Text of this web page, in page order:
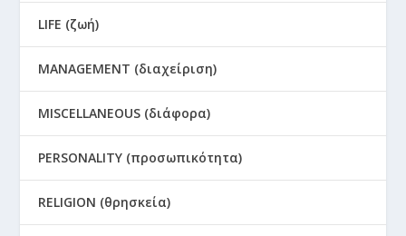
LIFE (ζωή)
MANAGEMENT (διαχείριση)
MISCELLANEOUS (διάφορα)
PERSONALITY (προσωπικότητα)
RELIGION (θρησκεία)